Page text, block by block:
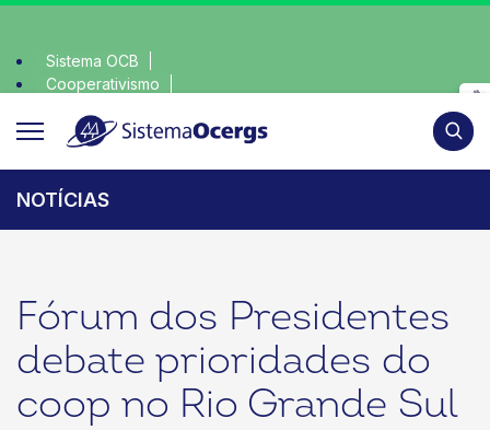
Sistema OCB
Cooperativismo
NOTÍCIAS
Fórum dos Presidentes
debate prioridades do
coop no Rio Grande Sul